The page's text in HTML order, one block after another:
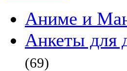
Аниме и
Анкеты для
(69)